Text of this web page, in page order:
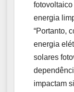
energia
“Portanto,
energia
solares
impactam